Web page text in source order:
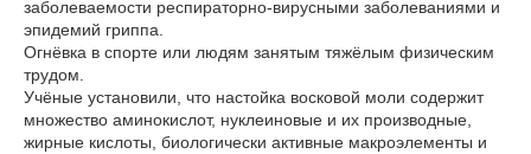
заболеваемости респираторно-вирусными заболеваниями и
эпидемий гриппа.
Огнёвка в спорте или людям занятым тяжёлым физическим
трудом.
Учёные установили, что настойка восковой моли содержит
множество аминокислот, нуклеиновые и их производные,
жирные кислоты, биологически активные макроэлементы и